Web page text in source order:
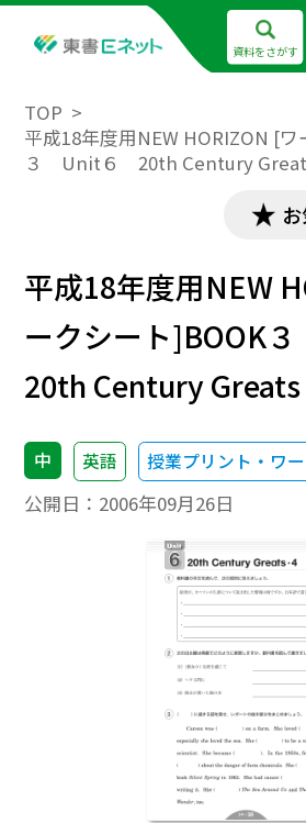
資料をさがす
TOP
平成18年度用NEW HORIZON [
３ Unit６ 20th Century
平成18年度用NEW
ークシート]BOOK
20th Century Greats
中 英語 授業プリント・ワ
公開日： 2006年09月26日